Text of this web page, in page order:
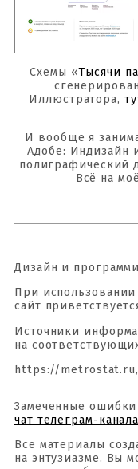
Схемы «Тысячи
Иллюстратора,
И вообще я
Адобе: Индизайн
полиграфический
Всё на
Дизайн и
При использовании
сайт
Источники
на
https://metrostat.ru,
Замеченные
чат телеграм-
Все материалы
на энтузиазме. Вы